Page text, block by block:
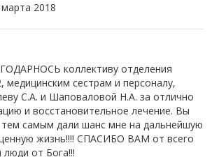
2018
коллективу отделения
медицинским сестрам и персоналу,
С.А. и Шаповаловой Н.А. за отлично
и восстановительное лечение. Вы
самым дали шанс мне на дальнейшую
жизнь!!!! СПАСИБО ВАМ от всего
люди от Бога!!!